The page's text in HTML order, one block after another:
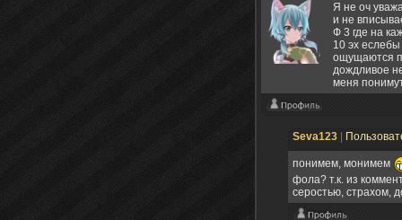
Я не оч
и не
Ф 3 где на
10 эх
ощущаются
дождливое
меня
Seva123
понимем, монимем
фола? т.к. из
серостью, страхом,